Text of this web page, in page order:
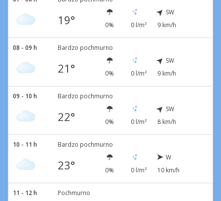
19° 0% 0 l/m²
SW
9 km/h
08 - 09 h Bardzo pochmurno
21° 0% 0 l/m²
SW
9 km/h
09 - 10 h Bardzo pochmurno
22° 0% 0 l/m²
SW
8 km/h
10 - 11 h Bardzo pochmurno
23° 0% 0 l/m²
W
10 km/h
11 - 12 h Pochmurno